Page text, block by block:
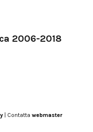
2006-2018
| Contatta webmaster